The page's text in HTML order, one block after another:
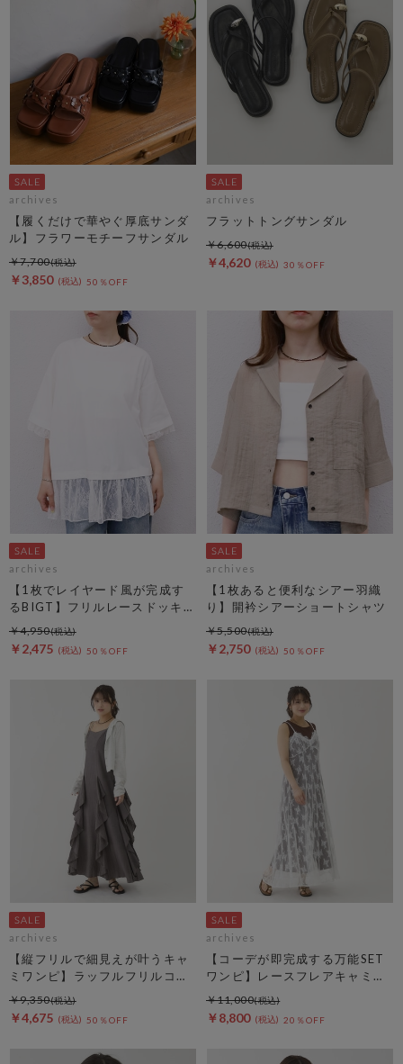
archives
【履くだけで華やぐ厚底サンダ
ル】フラワーモチーフサンダル
￥3,850 50％OFF
￥7,700
archives
フラットトングサンダル
￥4,620 30％OFF
￥6,600
archives
【1枚でレイヤード風が完成す
るBIGT】フリルレースドッキン
グＢＩＧＴＥＥ
￥2,475 50％OFF
￥4,950
archives
【1枚あると便利なシアー羽織
り】開衿シアーショートシャツ
￥2,750 50％OFF
￥5,500
archives
【縦フリルで細見えが叶うキャ
ミワンピ】ラッフルフリルコッ
トン楊柳キャミワンピース
￥4,675 50％OFF
￥9,350
archives
【コーデが即完成する万能SET
ワンピ】レースフレアキャミＯ
Ｐ×ノースカットリブＯＰＳＥ
￥8,800 20％OFF
￥11,000